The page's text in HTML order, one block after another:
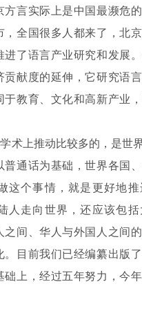
方言实际上是中国最濒危
，全国很多人都来了，北
进了语言产业研究和发展
贡献度的延伸，它研究语
于教育、文化和高新产业
术上推动比较多的，是世
普通话为基础，世界各国
这个事情，就是更好地
人走向世界，还应该包
之间、华人与外国人之间
。目前我们已经编纂出版
础上，经过五年努力，今